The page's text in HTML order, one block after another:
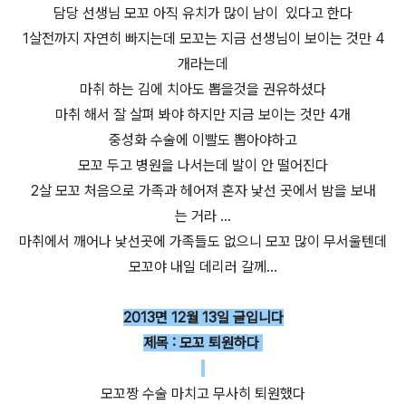
담당 선생님 모꼬 아직 유치가 많이 남이 있다고 한다
1살전까지 자연히 빠지는데 모꼬는 지금 선생님이 보이는 것만 4
개라는데
마취 하는 김에 치아도 뽑을것을 권유하셨다
마취 해서 잘 살펴 봐야 하지만 지금 보이는 것만 4개
중성화 수술에 이빨도 뽑아야하고
모꼬 두고 병원을 나서는데 발이 안 떨어진다
2살 모꼬 처음으로 가족과 헤어져 혼자 낯선 곳에서 밤을 보내
는 거라 ...
마취에서 깨어나 낯선곳에 가족들도 없으니 모꼬 많이 무서울텐데
모꼬야 내일 데리러 갈께...
2013면 12월 13일 글입니다
제목 : 모꼬 퇴원하다
모꼬짱 수술 마치고 무사히 퇴원했다